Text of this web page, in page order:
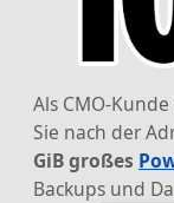
Als CMO-
Sie nach der
GiB großes
Backups und